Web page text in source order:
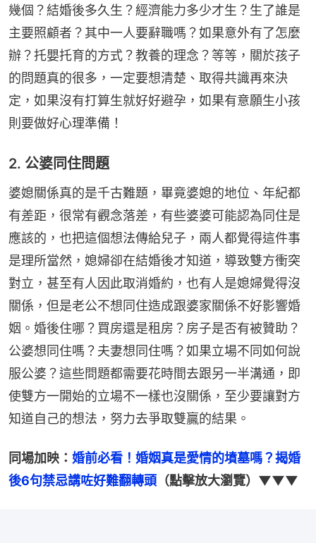
幾個？結婚後多久生？經濟能力多少才生？生了誰是
主要照顧者？其中一人要辭職嗎？如果意外有了怎麼
辦？托嬰托育的方式？教養的理念？等等，關於孩子
的問題真的很多，一定要想清楚、取得共識再來決
定，如果沒有打算生就好好避孕，如果有意願生小孩
則要做好心理準備！
2. 公婆同住問題
婆媳關係真的是千古難題，畢竟婆媳的地位、年紀都
有差距，很常有觀念落差，有些婆婆可能認為同住是
應該的，也把這個想法傳給兒子，兩人都覺得這件事
是理所當然，媳婦卻在結婚後才知道，導致雙方衝突
對立，甚至有人因此取消婚約，也有人是媳婦覺得沒
關係，但是老公不想同住造成跟婆家關係不好影響婚
姻。婚後住哪？買房還是租房？房子是否有被贊助？
公婆想同住嗎？夫妻想同住嗎？如果立場不同如何說
服公婆？這些問題都需要花時間去跟另一半溝通，即
使雙方一開始的立場不一樣也沒關係，至少要讓對方
知道自己的想法，努力去爭取雙贏的結果。
同場加映： 婚前必看！婚姻真是愛情的墳墓嗎？揭婚
後6句禁忌講咗好難翻轉頭 （點擊放大瀏覽）▼▼▼